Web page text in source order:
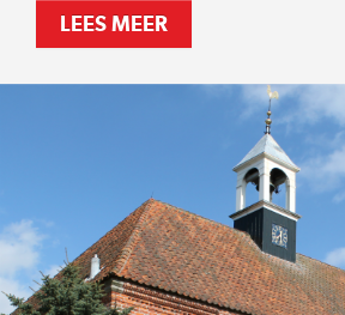
Omgeving
Activiteiten
Steun ons
LEES MEER